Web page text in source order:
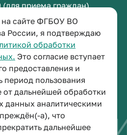
сайте ФГБОУ ВО
России, я подтверждаю
обработки
Это согласие вступает
предоставления и
период пользования
от дальнейшей обработки
данных аналитическими
а), что
дальнейшее
(для приема граждан)
Павших Борцов, зд. 1,
(перерыв с 12.30 до 13.00)